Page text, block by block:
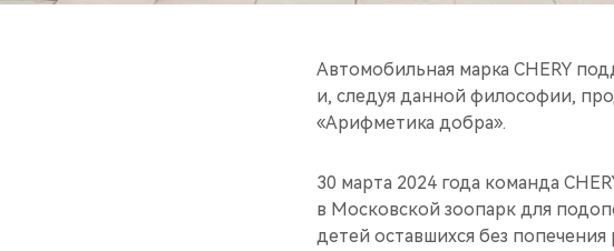
Автомобильная марка CHERY
и, следуя данной философии,
«Арифметика добра».
30 марта 2024 года команда
в Московской зоопарк для
детей оставшихся без попечения